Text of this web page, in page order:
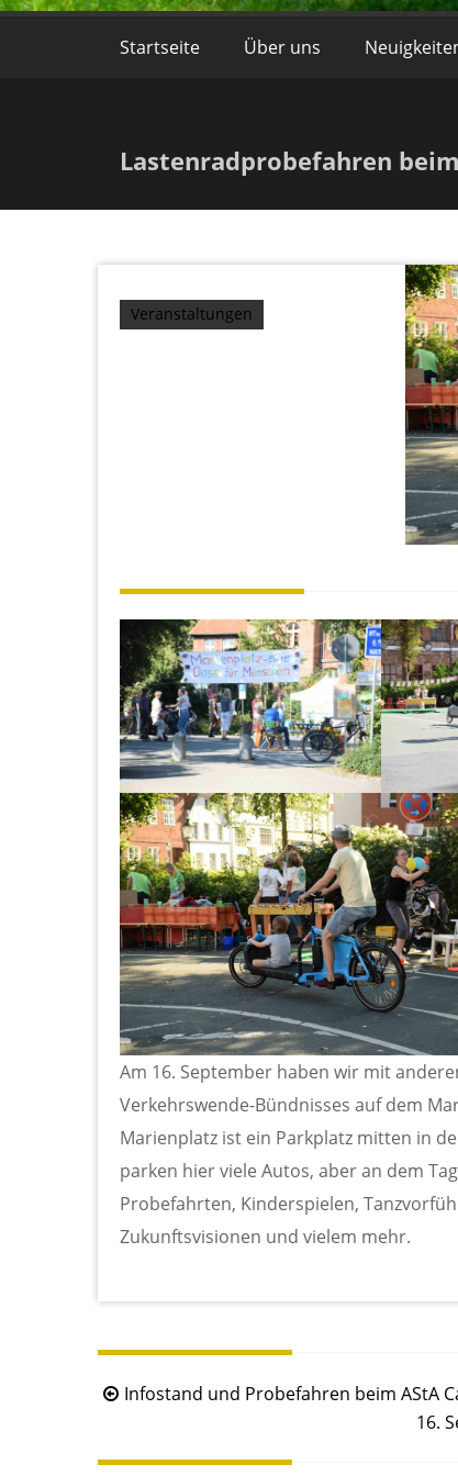
Startseite Über uns
Lastenradprobefahren
Veranstaltungen
Am 16. September haben wir mit
Verkehrswende-Bündnisses auf dem
Marienplatz ist ein Parkplatz mitten in
parken hier viele Autos, aber an dem
Probefahrten, Kinderspielen,
Zukunftsvisionen und vielem mehr.
B
i
Infostand und Probefahren beim AStA
16.